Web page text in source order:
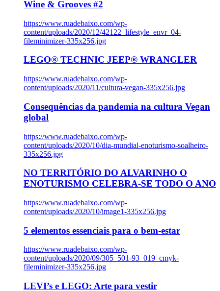
Wine & Grooves #2
https://www.ruadebaixo.com/wp-
content/uploads/2020/12/42122_lifestyle_envr_04-
fileminimizer-335x256.jpg
LEGO® TECHNIC JEEP® WRANGLER
https://www.ruadebaixo.com/wp-
content/uploads/2020/11/cultura-vegan-335x256.jpg
Consequências da pandemia na cultura Vegan
global
https://www.ruadebaixo.com/wp-
content/uploads/2020/10/dia-mundial-enoturismo-soalheiro-
335x256.jpg
NO TERRITÓRIO DO ALVARINHO O
ENOTURISMO CELEBRA-SE TODO O ANO
https://www.ruadebaixo.com/wp-
content/uploads/2020/10/image1-335x256.jpg
5 elementos essenciais para o bem-estar
https://www.ruadebaixo.com/wp-
content/uploads/2020/09/305_501-93_019_cmyk-
fileminimizer-335x256.jpg
LEVI’s e LEGO: Arte para vestir